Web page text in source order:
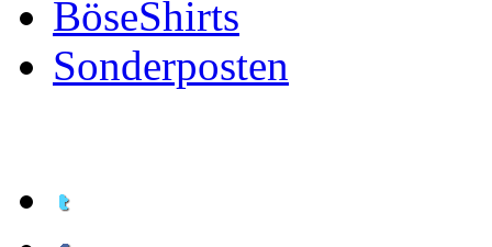
BöseShirts
Sonderposten